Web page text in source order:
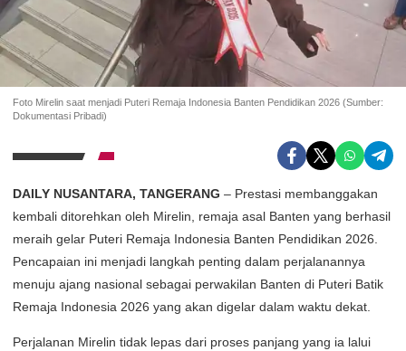
Foto Mirelin saat menjadi Puteri Remaja Indonesia Banten Pendidikan 2026 (Sumber:
Dokumentasi Pribadi)
DAILY NUSANTARA, TANGERANG – Prestasi membanggakan
kembali ditorehkan oleh Mirelin, remaja asal Banten yang berhasil
meraih gelar Puteri Remaja Indonesia Banten Pendidikan 2026.
Pencapaian ini menjadi langkah penting dalam perjalanannya
menuju ajang nasional sebagai perwakilan Banten di Puteri Batik
Remaja Indonesia 2026 yang akan digelar dalam waktu dekat.
Perjalanan Mirelin tidak lepas dari proses panjang yang ia lalui